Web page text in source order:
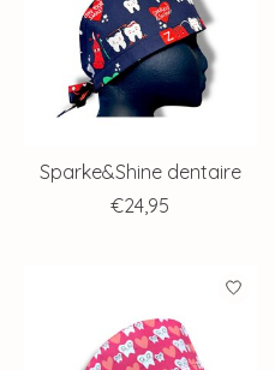
Sparke&Shine dentaire
€24,95